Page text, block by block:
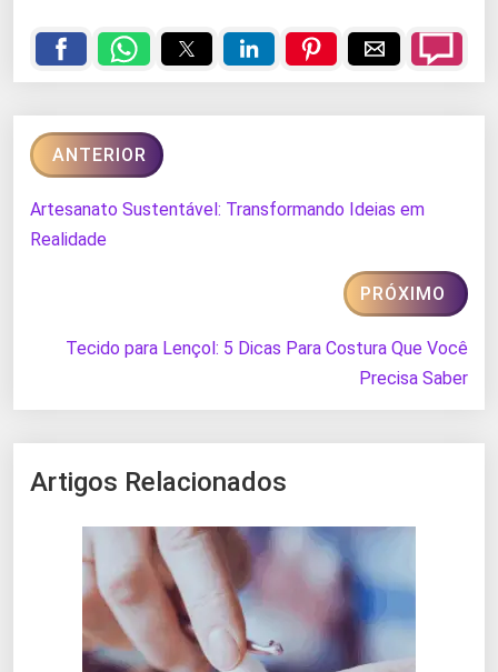
ANTERIOR
Artesanato Sustentável: Transformando Ideias em
Realidade
PRÓXIMO
Tecido para Lençol: 5 Dicas Para Costura Que Você
Precisa Saber
Artigos Relacionados